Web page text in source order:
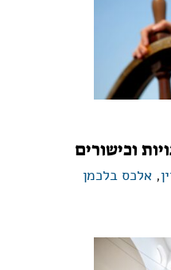
וכישורים
, אלכס בלכמן